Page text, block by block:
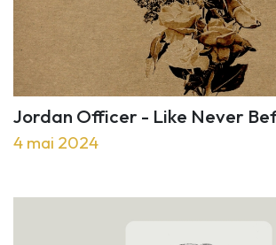
Jordan Officer - Like Never
4 mai 2024